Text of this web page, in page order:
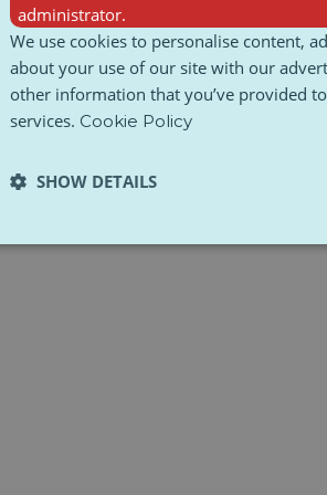
ZugänglichkeitBedingungen und Konditionen
administrator.
We use cookies to personalise content,
about your use of our site with our
other information that you’ve provided
services. Cookie Policy
SHOW DETAILS